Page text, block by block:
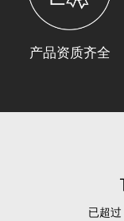
产品资质齐全
已超过